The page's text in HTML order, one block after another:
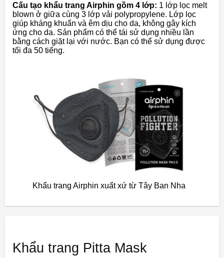
Cấu tạo khẩu trang Airphin gồm 4 lớp: 1 lớp lọc melt
blown ở giữa cùng 3 lớp vải polypropylene. Lớp lọc
giúp kháng khuẩn và êm dịu cho da, không gây kích
ứng cho da. Sản phẩm có thể tái sử dụng nhiều lần
bằng cách giặt lại với nước. Bạn có thể sử dụng được
tối đa 50 tiếng.
Khẩu trang Airphin xuất xứ từ Tây Ban Nha
Khẩu trang Pitta Mask